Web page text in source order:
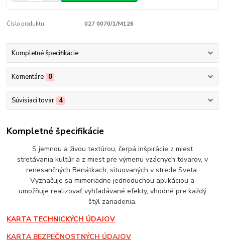
Číslo produktu: 027 0070/1/M126
Kompletné špecifikácie
Komentáre 0
Súvisiaci tovar 4
Kompletné špecifikácie
S jemnou a živou textúrou, čerpá inšpirácie z miest
stretávania kultúr a z miest pre výmenu vzácnych tovarov, v
renesančných Benátkach, situovaných v strede Sveta.
Vyznačuje sa mimoriadne jednoduchou aplikáciou a
umožňuje realizovať vyhľadávané efekty, vhodné pre každý
štýl zariadenia.
KARTA TECHNICKÝCH ÚDAJOV
KARTA BEZPEČNOSTNÝCH ÚDAJOV